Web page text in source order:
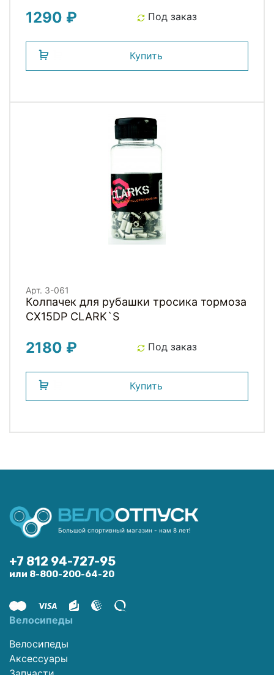
1290 ₽ Под заказ
Купить
Арт. 3-061
Колпачек для рубашки тросика тормоза
CX15DP СLARK`S
2180 ₽ Под заказ
Купить
Большой спортивный магазин - нам 8 лет!
+7 812 94-727-95
или 8-800-200-64-20
Велосипеды
Велосипеды
Аксессуары